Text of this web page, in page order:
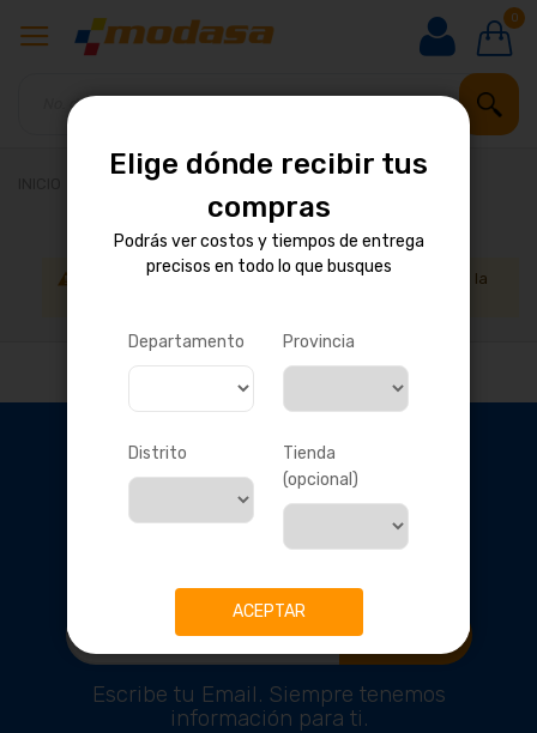
0
BICICLETAS
No podemos encontrar productos que coincida con la
OBTÉN DESCUENTOS
EXCLUSIVOS
Suscríbete!
Escribe tu Email. Siempre tenemos
información para ti.
Elige dónde recibir tus
compras
Podrás ver costos y tiempos de entrega
precisos en todo lo que busques
Departamento Provincia
Distrito
Tienda
(opcional)
ACEPTAR